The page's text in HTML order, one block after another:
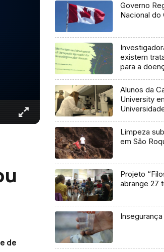
de
Governo
Nacional do
existem
para a
Alunos da
University
Limpeza
em São
Projeto
abrange 27